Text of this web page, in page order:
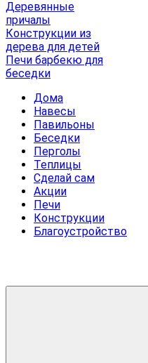
Деревянные
причалы
Конструкции из
дерева для детей
Печи барбекю для
беседки
Дома
Навесы
Павильоны
Беседки
Перголы
Теплицы
Сделай сам
Акции
Печи
Конструкции
Благоустройство